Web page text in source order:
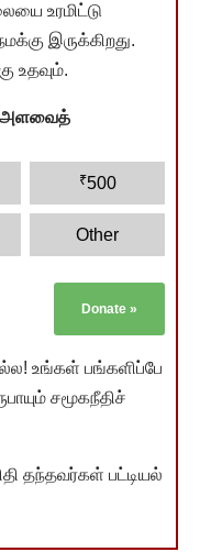
உரமிட்டு
இருக்கிறது.
உதவும்.
அளவைத்
₹500
Other
Donate »
உங்கள் பங்களிப்பே
சமூகநீதிச்
தந்தவர்கள் பட்டியல்